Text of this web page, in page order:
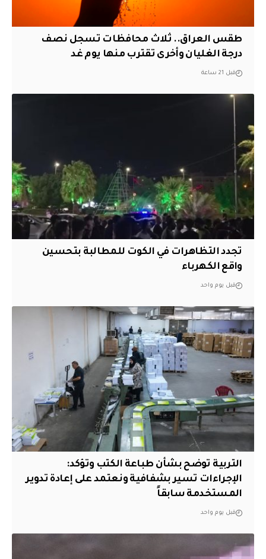
طقس العراق.. ثلاث محافظات تسجل نصف
درجة الغليان وأخرى تقترب منها يوم غد
قبل 21 ساعة
تجدد التظاهرات في الكوت للمطالبة بتحسين
واقع الكهرباء
قبل يوم واحد
التربية توضح بشأن طباعة الكتب وتؤكد:
الإجراءات تسير بشفافية ونعتمد على إعادة تدوير
المستخدمة سابقاً
قبل يوم واحد